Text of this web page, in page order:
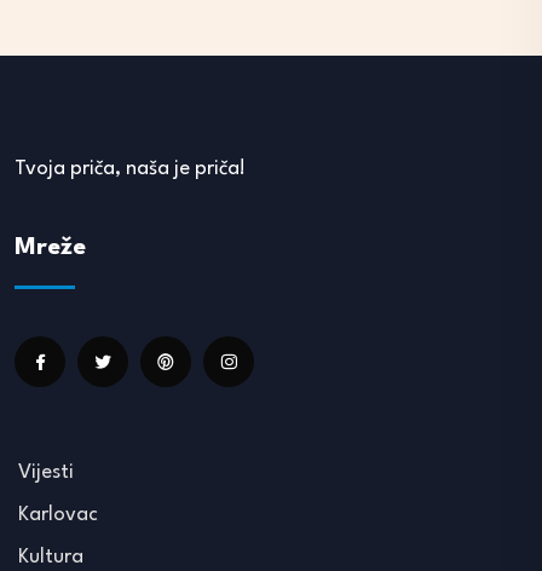
Tvoja priča, naša je priča!
Mreže
Vijesti
Karlovac
Kultura